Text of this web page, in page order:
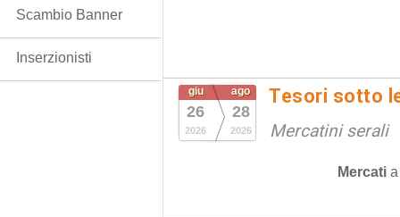
giu
26
2026
ago
28
2026
Tesori sotto
Mercatini serali
Mercati
Scambio Banner
Inserzionisti